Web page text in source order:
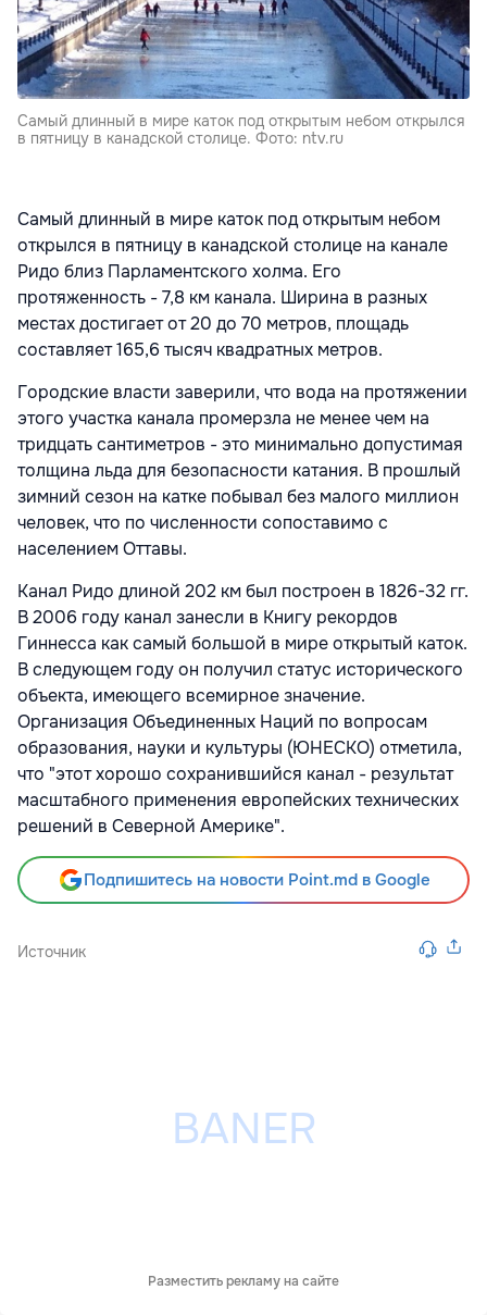
Самый длинный в мире каток под открытым небом открылся
в пятницу в канадской столице. Фото: ntv.ru
Самый длинный в мире каток под открытым небом
открылся в пятницу в канадской столице на канале
Ридо близ Парламентского холма. Его
протяженность - 7,8 км канала. Ширина в разных
местах достигает от 20 до 70 метров, площадь
составляет 165,6 тысяч квадратных метров.
Городские власти заверили, что вода на протяжении
этого участка канала промерзла не менее чем на
тридцать сантиметров - это минимально допустимая
толщина льда для безопасности катания. В прошлый
зимний сезон на катке побывал без малого миллион
человек, что по численности сопоставимо с
населением Оттавы.
Канал Ридо длиной 202 км был построен в 1826-32 гг.
В 2006 году канал занесли в Книгу рекордов
Гиннесса как самый большой в мире открытый каток.
В следующем году он получил статус исторического
объекта, имеющего всемирное значение.
Организация Объединенных Наций по вопросам
образования, науки и культуры (ЮНЕСКО) отметила,
что "этот хорошо сохранившийся канал - результат
масштабного применения европейских технических
решений в Северной Америке".
Подпишитесь на новости Point.md в Google
Источник
Разместить рекламу на сайте